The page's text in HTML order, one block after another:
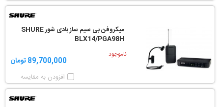
میکروفن بی سیم ساز بادی شور SHURE
BLX14/PGA98H
ناموجود
89,700,000 تومان
افزودن به مقایسه